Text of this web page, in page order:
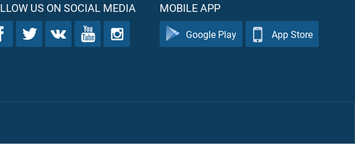
US ON SOCIAL MEDIA MOBILE APP
Google Play App Store